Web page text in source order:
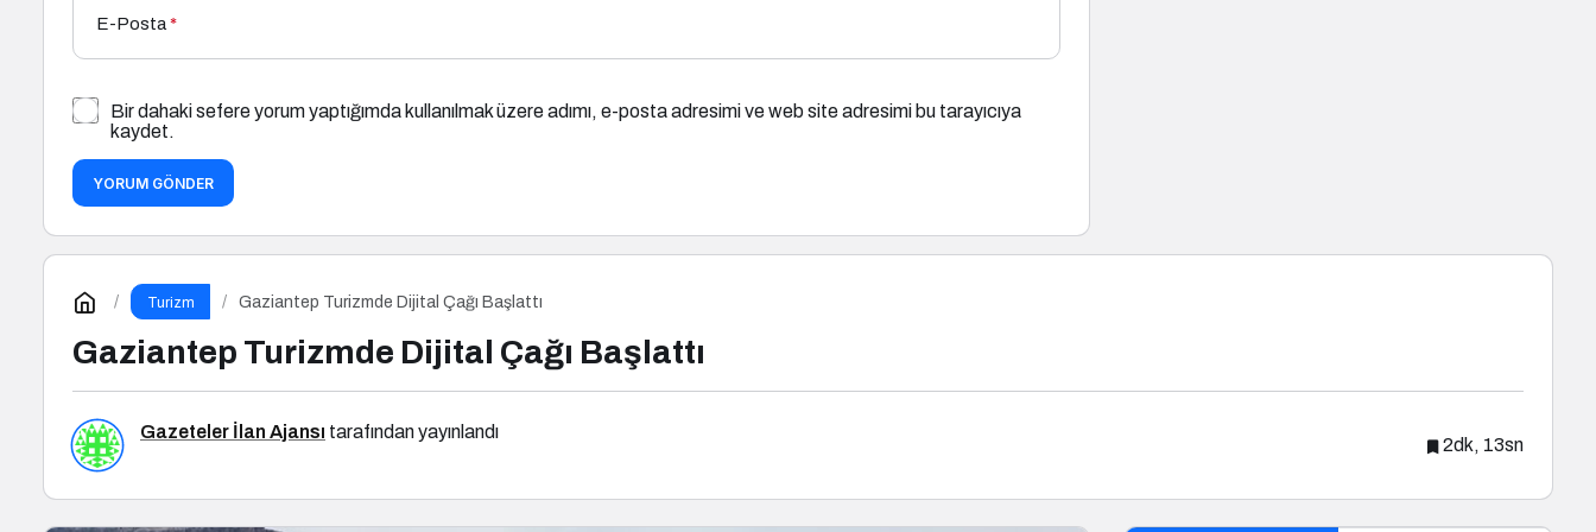
E-Posta*
Bir dahaki sefere yorum yaptığımda kullanılmak üzere adımı, e-posta adresimi ve web site adresimi bu tarayıcıya
kaydet.
YORUM GÖNDER
Turizm Gaziantep Turizmde Dijital Çağı Başlattı
Gaziantep Turizmde Dijital Çağı Başlattı
Gazeteler İlan Ajansı tarafından yayınlandı
2dk, 13sn